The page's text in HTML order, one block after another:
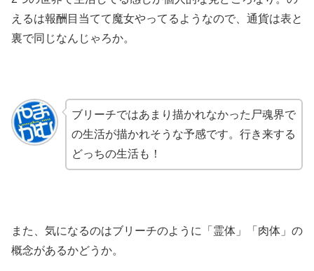
えるは報酬目当てて魔女やってるようなので、通貨は表と
裏で同じなんじゃろか。
ブリーチではあまり描かれなかった尸魂界で
の生活が描かれそうな予感です。行き来する
どっちの生活も！
また、気になるのはブリーチのように「霊体」「肉体」の
概念があるかどうか。